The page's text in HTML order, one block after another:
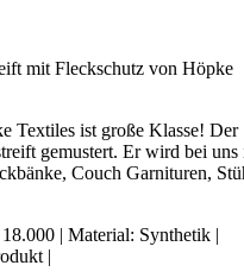
mit Fleckschutz von Höpke
Textiles ist große Klasse! Der
gemustert. Er wird bei uns
Couch Garnituren,
| Material: Synthetik |
|